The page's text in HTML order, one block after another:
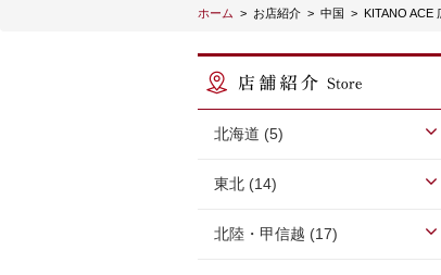
ホーム > お店紹介 > 中国 > KITANO ACE
北海道 (5)
東北 (14)
北陸・甲信越 (17)